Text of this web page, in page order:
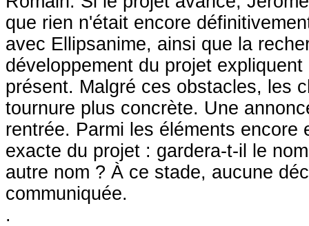
que rien n'était encore
avec Ellipsanime, ainsi que la
développement du projet
présent. Malgré ces obstacles, les
tournure plus concrète. Une
rentrée. Parmi les éléments
exacte du projet : gardera-t-il le
autre nom ? À ce stade, aucune
communiquée.
.